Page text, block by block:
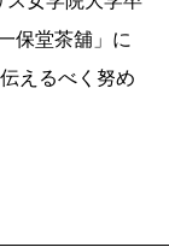
たとえばお
とも身近な飲
。ぼくはコ
保堂茶舖」に
えるべく努め